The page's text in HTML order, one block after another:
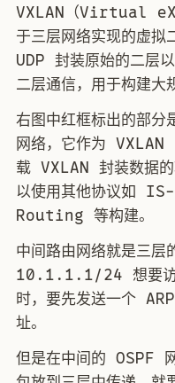
VXLAN（Virtual
于三层网络实现的虚拟
UDP 封装原始的二层
二层通信，用于构建
右图中红框标出的部
网络，它作为
载 VXLAN 封装数据
以使用其他协议如
Routing 等构建。
中间路由网络就是三
10.1.1.1/24 想要
时，要先发送一个
址。
但是在中间的 OSPF